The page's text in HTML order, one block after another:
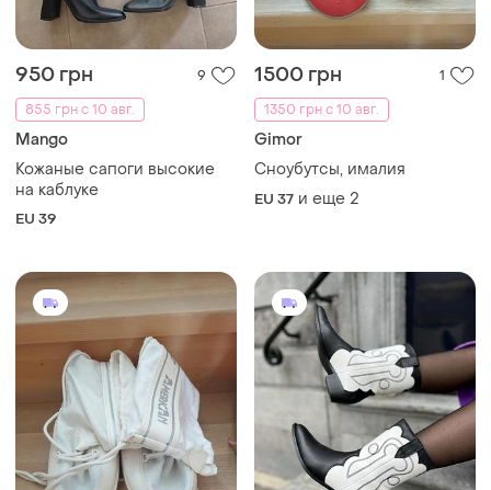
950 грн
9
855 грн с 10 авг.
Mango
Кожаные сапоги высокие
на каблуке
EU 39
1500 грн
1
1350 грн с 10 авг.
Gimor
Сноубутсы, ималия
EU 37 и еще 2